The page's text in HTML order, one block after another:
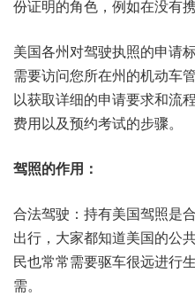
份证明的角色，例如在没有
美国各州对驾驶执照的申请
需要访问您所在州的机动车
以获取详细的申请要求和流
费用以及预约考试的步骤。
驾照的作用：
合法驾驶：持有美国驾照是
出行，大家都知道美国的公
民也常常需要驱车很远进行
需。